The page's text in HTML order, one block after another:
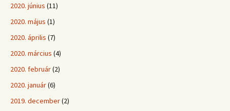
2020. június (11)
2020. május (1)
2020. április (7)
2020. március (4)
2020. február(2)
2020. január(6)
2019. december(2)